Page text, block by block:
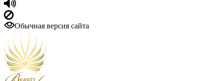
Обычная версия сайта